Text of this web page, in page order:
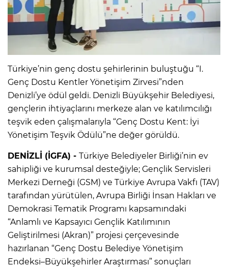
Türkiye’nin genç dostu şehirlerinin buluştuğu “I.
Genç Dostu Kentler Yönetişim Zirvesi”nden
Denizli’ye ödül geldi. Denizli Büyükşehir Belediyesi,
gençlerin ihtiyaçlarını merkeze alan ve katılımcılığı
teşvik eden çalışmalarıyla “Genç Dostu Kent: İyi
Yönetişim Teşvik Ödülü”ne değer görüldü.
DENİZLİ (İGFA) - Türkiye Belediyeler Birliği’nin ev
sahipliği ve kurumsal desteğiyle; Gençlik Servisleri
Merkezi Derneği (GSM) ve Türkiye Avrupa Vakfı (TAV)
tarafından yürütülen, Avrupa Birliği İnsan Hakları ve
Demokrasi Tematik Programı kapsamındaki
“Anlamlı ve Kapsayıcı Gençlik Katılımının
Geliştirilmesi (Akran)” projesi çerçevesinde
hazırlanan “Genç Dostu Belediye Yönetişim
Endeksi–Büyükşehirler Araştırması” sonuçları